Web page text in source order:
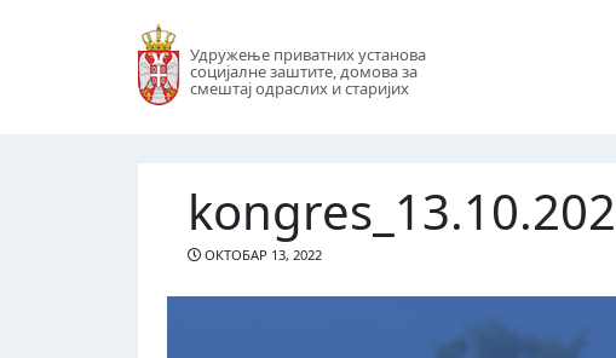
Удружење приватних установа
социјалне заштите, домова за
смештај одраслих и старијих
ОКТОБАР 13, 2022